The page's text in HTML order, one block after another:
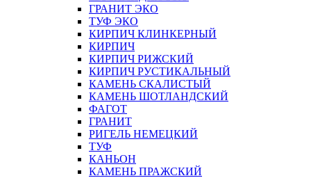
ГРАНИТ ЭКО
ТУФ ЭКО
КИРПИЧ КЛИНКЕРНЫЙ
КИРПИЧ
КИРПИЧ РИЖСКИЙ
КИРПИЧ РУСТИКАЛЬНЫЙ
КАМЕНЬ СКАЛИСТЫЙ
КАМЕНЬ ШОТЛАНДСКИЙ
ФАГОТ
ГРАНИТ
РИГЕЛЬ НЕМЕЦКИЙ
ТУФ
КАНЬОН
КАМЕНЬ ПРАЖСКИЙ